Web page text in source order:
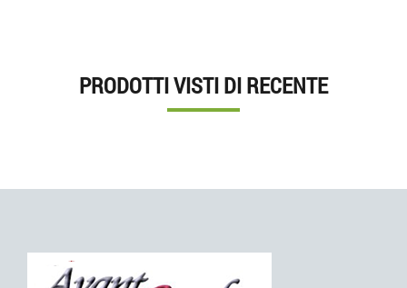
PRODOTTI VISTI DI RECENTE